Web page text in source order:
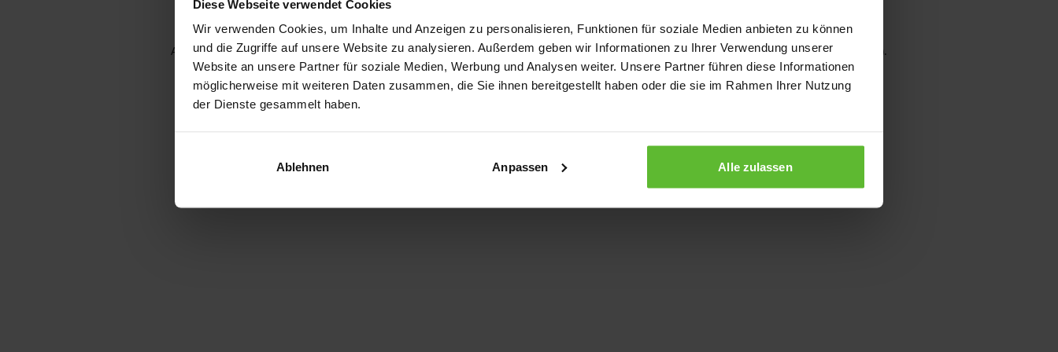
Diese Webseite verwendet Cookies
Wir verwenden Cookies, um Inhalte und Anzeigen zu personalisieren, Funktionen für soziale Medien anbieten zu können
und die Zugriffe auf unsere Website zu analysieren. Außerdem geben wir Informationen zu Ihrer Verwendung unserer
Website an unsere Partner für soziale Medien, Werbung und Analysen weiter. Unsere Partner führen diese Informationen
möglicherweise mit weiteren Daten zusammen, die Sie ihnen bereitgestellt haben oder die sie im Rahmen Ihrer Nutzung
der Dienste gesammelt haben.
Ablehnen Anpassen Alle zulassen
Application error: a client-side exception has occurred while loading www.kurzwego.de (see the browser console for more information).